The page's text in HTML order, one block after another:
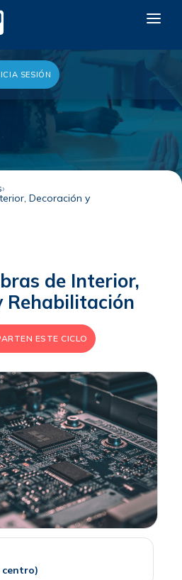
SESIÓN
Decoración y
de Interior,
Rehabilitación
ESTE CICLO
centro)